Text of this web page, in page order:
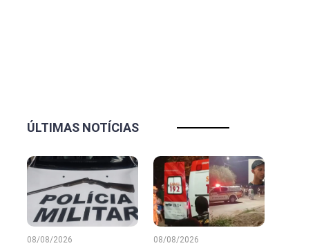
ÚLTIMAS NOTÍCIAS
08/08/2026 08/08/2026